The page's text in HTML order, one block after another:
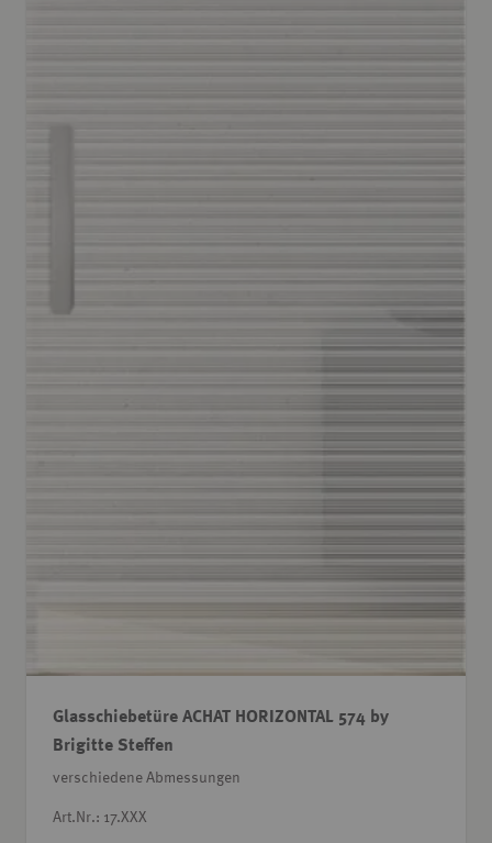
Glasschiebetüre ACHAT HORIZONTAL 574 by
Brigitte Steffen
verschiedene Abmessungen
Art.Nr.: 17.XXX